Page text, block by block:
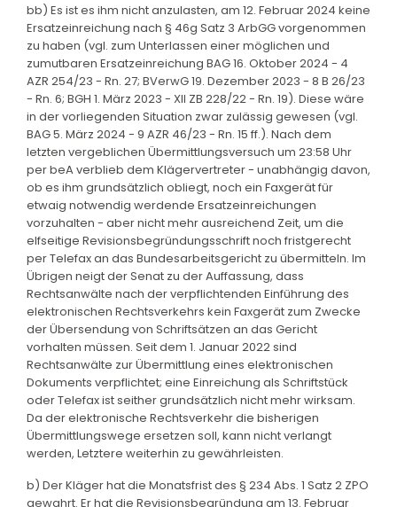
bb) Es ist es ihm nicht anzulasten, am 12. Februar 2024 keine
Ersatzeinreichung nach § 46g Satz 3 ArbGG vorgenommen
zu haben (vgl. zum Unterlassen einer möglichen und
zumutbaren Ersatzeinreichung BAG 16. Oktober 2024 - 4
AZR 254/23 - Rn. 27; BVerwG 19. Dezember 2023 - 8 B 26/23
- Rn. 6; BGH 1. März 2023 - XII ZB 228/22 - Rn. 19). Diese wäre
in der vorliegenden Situation zwar zulässig gewesen (vgl.
BAG 5. März 2024 - 9 AZR 46/23 - Rn. 15 ff.). Nach dem
letzten vergeblichen Übermittlungsversuch um 23:58 Uhr
per beA verblieb dem Klägervertreter - unabhängig davon,
ob es ihm grundsätzlich obliegt, noch ein Faxgerät für
etwaig notwendig werdende Ersatzeinreichungen
vorzuhalten - aber nicht mehr ausreichend Zeit, um die
elfseitige Revisionsbegründungsschrift noch fristgerecht
per Telefax an das Bundesarbeitsgericht zu übermitteln. Im
Übrigen neigt der Senat zu der Auffassung, dass
Rechtsanwälte nach der verpflichtenden Einführung des
elektronischen Rechtsverkehrs kein Faxgerät zum Zwecke
der Übersendung von Schriftsätzen an das Gericht
vorhalten müssen. Seit dem 1. Januar 2022 sind
Rechtsanwälte zur Übermittlung eines elektronischen
Dokuments verpflichtet; eine Einreichung als Schriftstück
oder Telefax ist seither grundsätzlich nicht mehr wirksam.
Da der elektronische Rechtsverkehr die bisherigen
Übermittlungswege ersetzen soll, kann nicht verlangt
werden, Letztere weiterhin zu gewährleisten.
b) Der Kläger hat die Monatsfrist des § 234 Abs. 1 Satz 2 ZPO
gewahrt. Er hat die Revisionsbegründung am 13. Februar